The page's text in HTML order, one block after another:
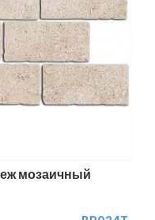
мозаичный